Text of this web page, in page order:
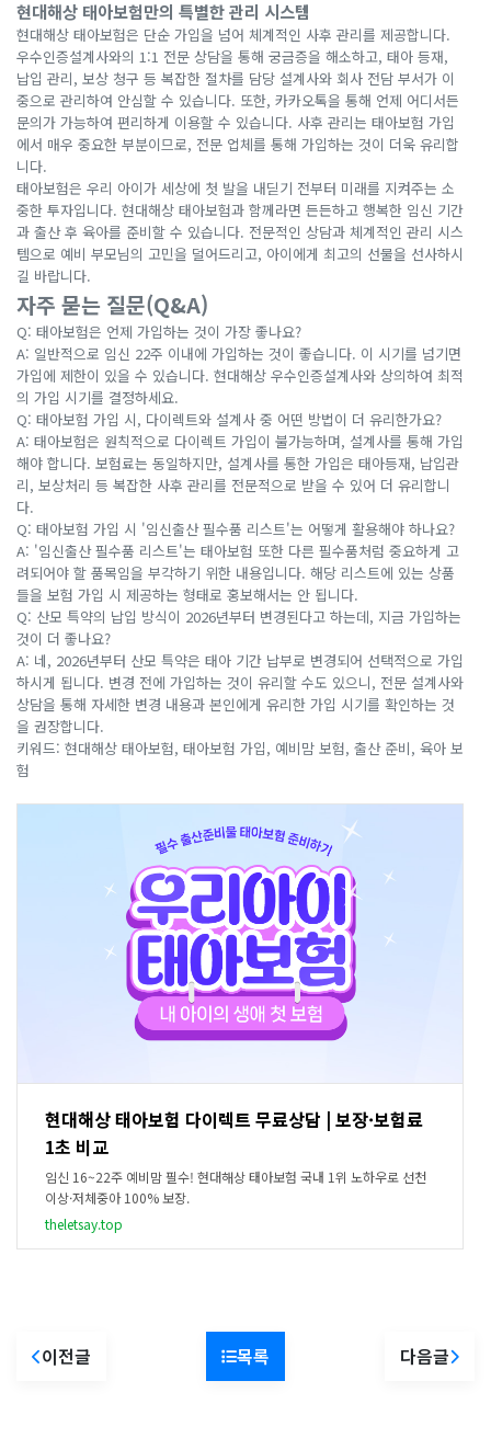
현대해상 태아보험만의 특별한 관리 시스템
현대해상 태아보험은 단순 가입을 넘어 체계적인 사후 관리를 제공합니다.
우수인증설계사와의 1:1 전문 상담을 통해 궁금증을 해소하고, 태아 등재,
납입 관리, 보상 청구 등 복잡한 절차를 담당 설계사와 회사 전담 부서가 이
중으로 관리하여 안심할 수 있습니다. 또한, 카카오톡을 통해 언제 어디서든
문의가 가능하여 편리하게 이용할 수 있습니다. 사후 관리는 태아보험 가입
에서 매우 중요한 부분이므로, 전문 업체를 통해 가입하는 것이 더욱 유리합
니다.
태아보험은 우리 아이가 세상에 첫 발을 내딛기 전부터 미래를 지켜주는 소
중한 투자입니다. 현대해상 태아보험과 함께라면 든든하고 행복한 임신 기간
과 출산 후 육아를 준비할 수 있습니다. 전문적인 상담과 체계적인 관리 시스
템으로 예비 부모님의 고민을 덜어드리고, 아이에게 최고의 선물을 선사하시
길 바랍니다.
자주 묻는 질문(Q&A)
Q: 태아보험은 언제 가입하는 것이 가장 좋나요?
A: 일반적으로 임신 22주 이내에 가입하는 것이 좋습니다. 이 시기를 넘기면
가입에 제한이 있을 수 있습니다. 현대해상 우수인증설계사와 상의하여 최적
의 가입 시기를 결정하세요.
Q: 태아보험 가입 시, 다이렉트와 설계사 중 어떤 방법이 더 유리한가요?
A: 태아보험은 원칙적으로 다이렉트 가입이 불가능하며, 설계사를 통해 가입
해야 합니다. 보험료는 동일하지만, 설계사를 통한 가입은 태아등재, 납입관
리, 보상처리 등 복잡한 사후 관리를 전문적으로 받을 수 있어 더 유리합니
다.
Q: 태아보험 가입 시 '임신출산 필수품 리스트'는 어떻게 활용해야 하나요?
A: '임신출산 필수품 리스트'는 태아보험 또한 다른 필수품처럼 중요하게 고
려되어야 할 품목임을 부각하기 위한 내용입니다. 해당 리스트에 있는 상품
들을 보험 가입 시 제공하는 형태로 홍보해서는 안 됩니다.
Q: 산모 특약의 납입 방식이 2026년부터 변경된다고 하는데, 지금 가입하는
것이 더 좋나요?
A: 네, 2026년부터 산모 특약은 태아 기간 납부로 변경되어 선택적으로 가입
하시게 됩니다. 변경 전에 가입하는 것이 유리할 수도 있으니, 전문 설계사와
상담을 통해 자세한 변경 내용과 본인에게 유리한 가입 시기를 확인하는 것
을 권장합니다.
키워드: 현대해상 태아보험, 태아보험 가입, 예비맘 보험, 출산 준비, 육아 보
험
현대해상 태아보험 다이렉트 무료상담 | 보장·보험료
1초 비교
임신 16~22주 예비맘 필수! 현대해상 태아보험 국내 1위 노하우로 선천
이상·저체중아 100% 보장.
theletsay.top
이전글 목록 다음글